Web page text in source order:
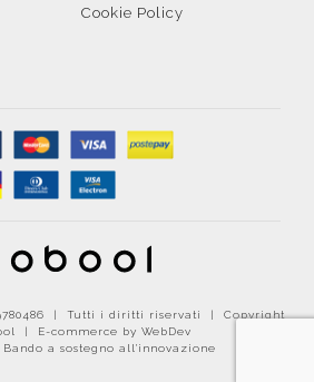
Cookie Policy
| Tutti i diritti riservati | Copyright
|
E-commerce by WebDev
Bando a sostegno all'innovazione